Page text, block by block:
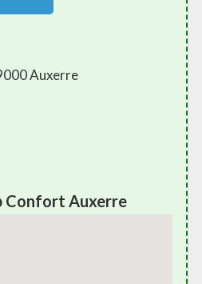
Auxerre
Confort Auxerre